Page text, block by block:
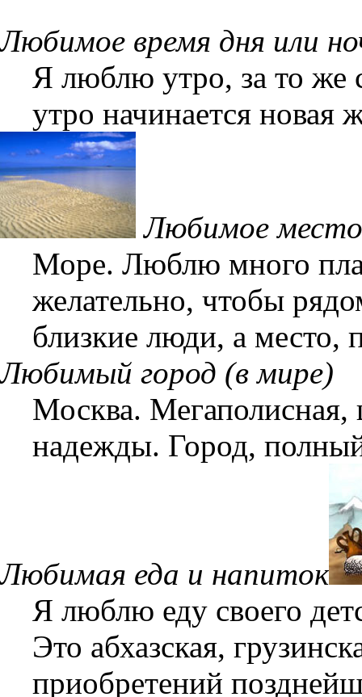
Любимое время дня или
Я люблю утро, за то же
утро начинается новая
Любимое
Море. Люблю много
желательно, чтобы
близкие люди, а место,
Любимый город (в мире)
Москва.
надежды. Город,
Любимая еда и напиток
Я люблю еду своего
Это абхазская,
приобретений